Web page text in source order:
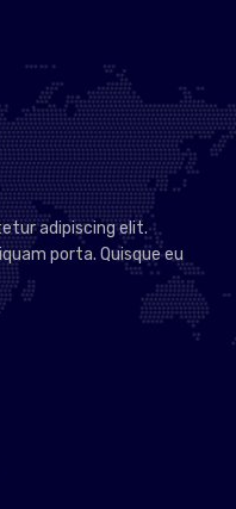
adipiscing elit.
porta. Quisque eu